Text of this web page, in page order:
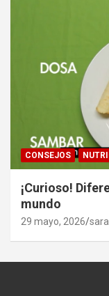
CONSEJOS
¡Curioso!
mundo
29 mayo, 2026